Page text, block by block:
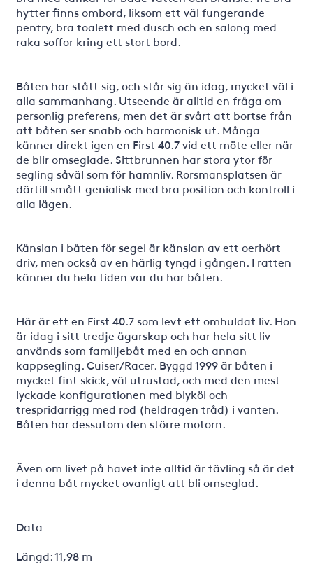
hytter finns ombord, liksom ett väl fungerande
pentry, bra toalett med dusch och en salong med
raka soffor kring ett stort bord.
Båten har stått sig, och står sig än idag, mycket väl i
alla sammanhang. Utseende är alltid en fråga om
personlig preferens, men det är svårt att bortse från
att båten ser snabb och harmonisk ut. Många
känner direkt igen en First 40.7 vid ett möte eller när
de blir omseglade. Sittbrunnen har stora ytor för
segling såväl som för hamnliv. Rorsmansplatsen är
därtill smått genialisk med bra position och kontroll i
alla lägen.
Känslan i båten för segel är känslan av ett oerhört
driv, men också av en härlig tyngd i gången. I ratten
känner du hela tiden var du har båten.
Här är ett en First 40.7 som levt ett omhuldat liv. Hon
är idag i sitt tredje ägarskap och har hela sitt liv
används som familjebåt med en och annan
kappsegling. Cuiser/Racer. Byggd 1999 är båten i
mycket fint skick, väl utrustad, och med den mest
lyckade konfigurationen med blyköl och
trespridarrigg med rod (heldragen tråd) i vanten.
Båten har dessutom den större motorn.
Även om livet på havet inte alltid är tävling så är det
i denna båt mycket ovanligt att bli omseglad.
Data
Längd: 11,98 m